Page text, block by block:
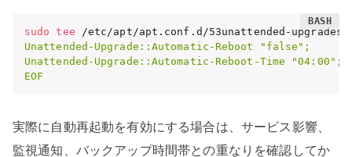
sudo tee /etc/apt/apt.conf.d/53unattended-
Unattended-Upgrade::Automatic-Reboot "false";
Unattended-Upgrade::Automatic-Reboot-Time "04:00";
EOF
実際に自動再起動を有効にする場合は、サービス影響、
監視通知、バックアップ時間帯との重なりを確認してか